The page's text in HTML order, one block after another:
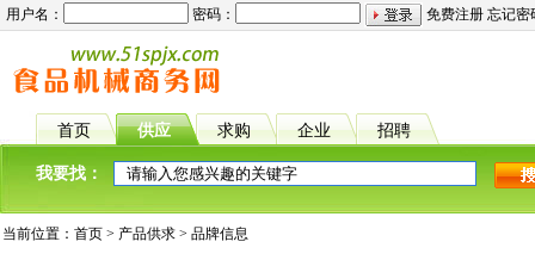
用户名： 密码： 免费注册 忘记密
首页 供应 求购 企业 招聘
我要找：
当前位置： 首页 > 产品供求 > 品牌信息